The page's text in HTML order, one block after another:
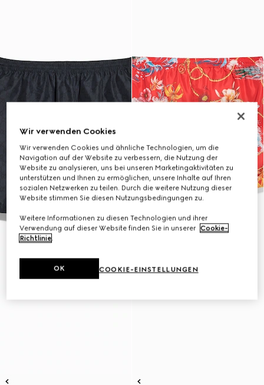
Wir verwenden Cookies
Wir verwenden Cookies und ähnliche Technologien, um die
Navigation auf der Website zu verbessern, die Nutzung der
Website zu analysieren, uns bei unseren Marketingaktivitäten zu
unterstützen und Ihnen zu ermöglichen, unsere Inhalte auf Ihren
sozialen Netzwerken zu teilen. Durch die weitere Nutzung dieser
Website stimmen Sie diesen Nutzungsbedingungen zu.
Weitere Informationen zu diesen Technologien und ihrer
Verwendung auf dieser Website finden Sie in unserer Cookie-
Richtlinie.
COOKIE-EINSTELLUNGEN
OK